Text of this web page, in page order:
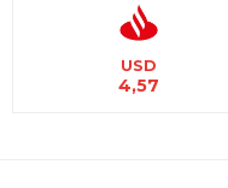
USD
4,57